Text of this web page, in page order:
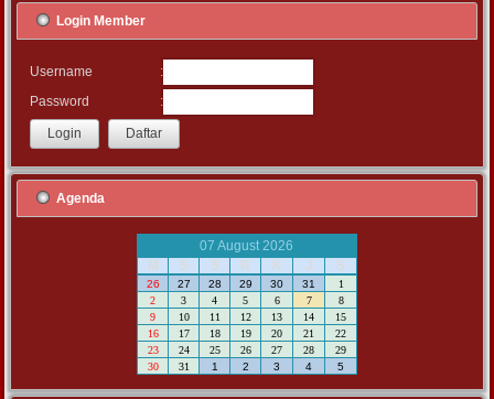
Login Member
Username
:
Password
:
Agenda
07 August 2026
M
S S R K J S
26 27 28 29 30 31
1
2
3 4 5 6 7
8
9
10 11 12 13 14
15
16
17 18 19 20 21
22
23
24 25 26 27 28
29
30
31 1 2 3 4 5